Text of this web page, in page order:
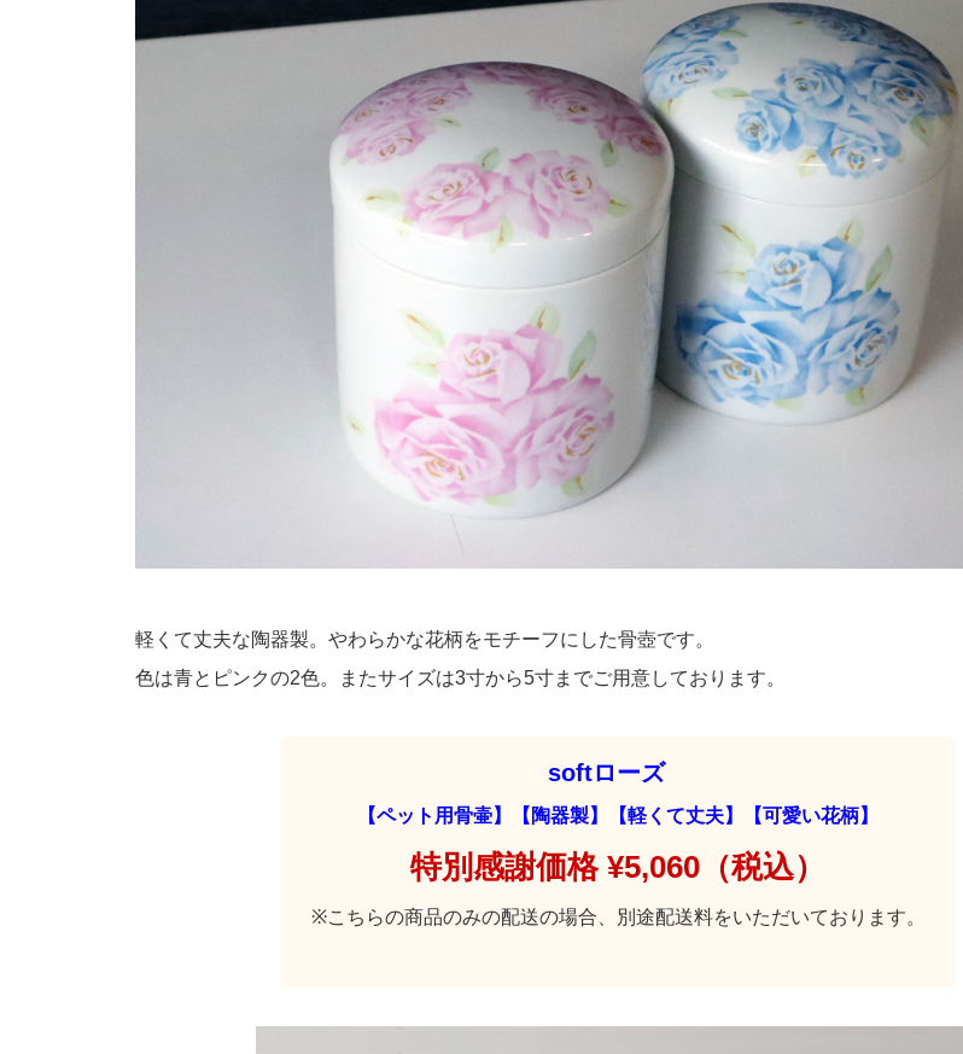
軽くて丈夫な陶器製。やわらかな花柄をモチーフにした骨壺です。
色は青とピンクの2色。またサイズは3寸から5寸までご用意しております。
softローズ
【ペット用骨壷】【陶器製】【軽くて丈夫】【可愛い花柄】
特別感謝価格 ¥5,060（税込）
※こちらの商品のみの配送の場合、別途配送料をいただいております。